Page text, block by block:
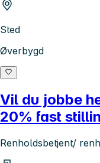
Sted
Øverbygd
Vil du jobbe
20% fast
Renholdsbetjent/